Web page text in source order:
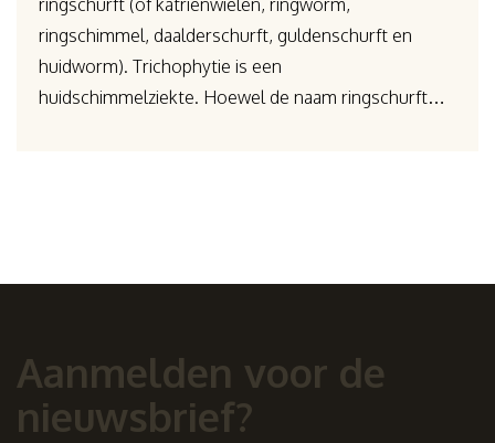
ringschurft (of katrienwielen, ringworm,
ringschimmel, daalderschurft, guldenschurft en
huidworm). Trichophytie is een
huidschimmelziekte. Hoewel de naam ringschurft…
Aanmelden voor de
nieuwsbrief?